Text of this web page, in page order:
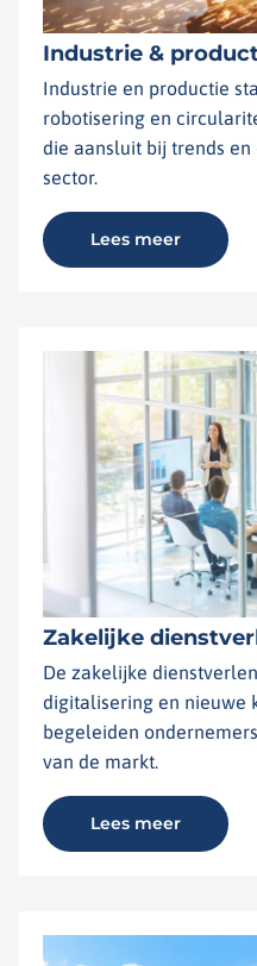
Industrie &
Industrie en productie
robotisering en
die aansluit bij trends
sector.
Lees meer
Zakelijke
De zakelijke
digitalisering en nieuwe
begeleiden
van de markt.
Lees meer